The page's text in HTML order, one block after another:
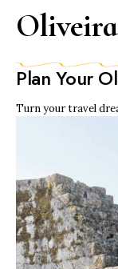
Plan Your
Turn your travel